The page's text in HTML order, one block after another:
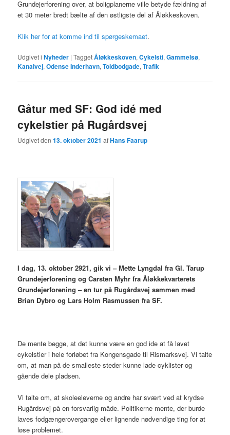
Grundejerforening over, at boligplanerne ville betyde fældning af
et 30 meter bredt bælte af den østligste del af Åløkkeskoven.
Klik her for at komme ind til spørgeskemaet.
Udgivet i Nyheder |TaggetÅløkkeskoven,Cykelsti,Gammelsø,
Kanalvej,Odense Inderhavn,Toldbodgade,Trafik
Gåtur med SF: God idé med
cykelstier på Rugårdsvej
Udgivet den13. oktober 2021 afHans Faarup
I dag, 13. oktober 2921, gik vi – Mette Lyngdal fra Gl. Tarup
Grundejerforening og Carsten Myhr fra Åløkkekvarterets
Grundejerforening – en tur på Rugårdsvej sammen med
Brian Dybro og Lars Holm Rasmussen fra SF.
De mente begge, at det kunne være en god ide at få lavet
cykelstier i hele forløbet fra Kongensgade til Rismarksvej. Vi talte
om, at man på de smalleste steder kunne lade cyklister og
gående dele pladsen.
Vi talte om, at skoleeleverne og andre har svært ved at krydse
Rugårdsvej på en forsvarlig måde. Politikerne mente, der burde
laves fodgængerovergange eller lignende nødvendige ting for at
løse problemet.